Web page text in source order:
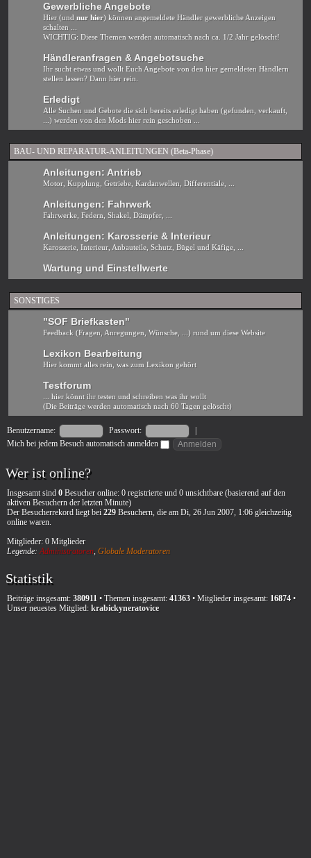
Gewerbliche Angebote
Hier (und nur hier) können angemeldete Händler gewerbliche Anzeigen
schalten ...
WICHTIG: Diese Themen werden automatisch nach ca. 1/2 Jahr gelöscht!
Händleranfragen & Angebotsuche
Ihr sucht etwas und wollt Euch Angebote von den hier gemeldeten Händlern
stellen lassen? Dann hier rein.
Erledigt
Alle Suchen und Gebote die sich bereits erledigt haben (gefunden, verkauft,
...) werden von den Mods hier rein geschoben ...
BAU- UND REPARATUR-ANLEITUNGEN (Beta-Phase)
Anleitungen: Antrieb
Motor, Kupplung, Getriebe, Kardanwellen, Differentiale, ...
Anleitungen: Fahrwerk
Fahrwerke, Federn, Shakel, Dämpfer, ...
Anleitungen: Karosserie & Interieur
Karosserie, Interieur, Anbauteile, Schutz, Bügel und Käfige, ...
Wartung und Einstellwerte
SONSTIGES
"SOF Briefkasten"
Feedback (Fragen, Anregungen, Wünsche, ...) rund um diese Website
Lexikon Bearbeitung
Hier kommt alles rein, was zum Lexikon gehört
Testforum
... hier könnt ihr testen und schreiben was ihr wollt
(Die Beiträge werden automatisch nach 60 Tagen gelöscht)
Benutzername: Passwort:
|
Mich bei jedem Besuch automatisch anmelden
Wer ist online?
Insgesamt sind 0 Besucher online: 0 registrierte und 0 unsichtbare (basierend auf den
aktiven Besuchern der letzten Minute)
Der Besucherrekord liegt bei 229 Besuchern, die am Di, 26 Jun 2007, 1:06 gleichzeitig
online waren.
Mitglieder: 0 Mitglieder
Legende:Administratoren, Globale Moderatoren
Statistik
Beiträge insgesamt: 380911 • Themen insgesamt: 41363 • Mitglieder insgesamt: 16874 •
Unser neuestes Mitglied: krabickyneratovice